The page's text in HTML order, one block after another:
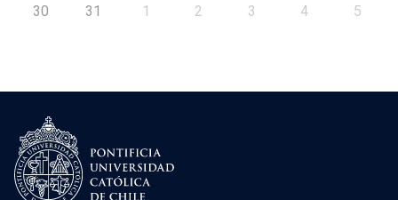
30 31 1 2 3 4 5